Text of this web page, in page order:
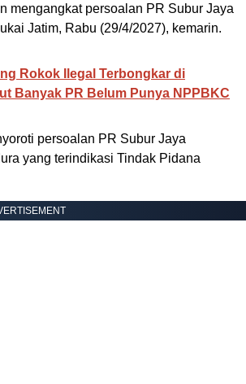
mengangkat persoalan PR Subur Jaya
Jatim, Rabu (29/4/2027), kemarin.
Rokok Ilegal Terbongkar di
Banyak PR Belum Punya NPPBKC
persoalan PR Subur Jaya
yang terindikasi Tindak Pidana